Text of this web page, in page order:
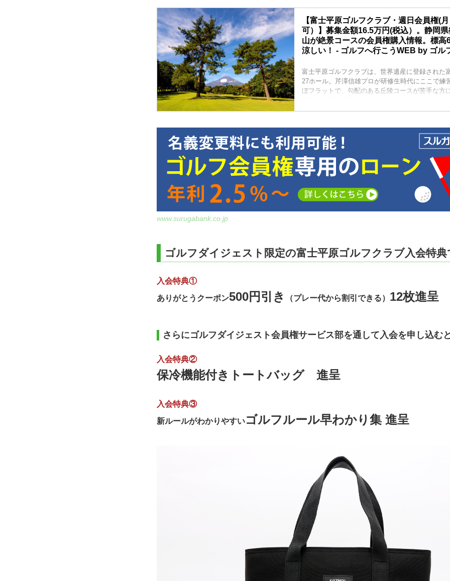
【富士平原ゴルフクラブ・週日会員権(
可）】募集金額16.5万円(税込）。静岡
山が絶景コースの会員権購入情報。標高
涼しい！ - ゴルフへ行こうWEB by ゴル
富士平原ゴルフクラブは、世界遺産に登録された
27ホール。芹澤信雄プロが研修生時代にここで練
ぼフラットで、勾配のある丘陵コースが苦手な方
ってみたい！という方、必見。募集金額は
ら3分！ますますアクセスがよくなること必至！
に人気のメンバーシップコース。視察プレー...
www.surugabank.co.jp
ゴルフダイジェスト限定の富士平原ゴルフクラブ入会特
入会特典①
ありがとうクーポン500円引き （プレー代から割引できる） 12枚進呈
さらにゴルフダイジェスト会員権サービス部を通して入会を申し込む
入会特典②
保冷機能付きトートバッグ 進呈
入会特典③
新ルールがわかりやすいゴルフルール早わかり集 進呈